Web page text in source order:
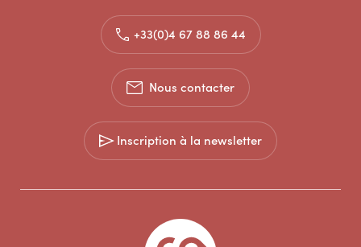
+33(0)4 67 88 86 44
Nous contacter
Inscription à la newsletter